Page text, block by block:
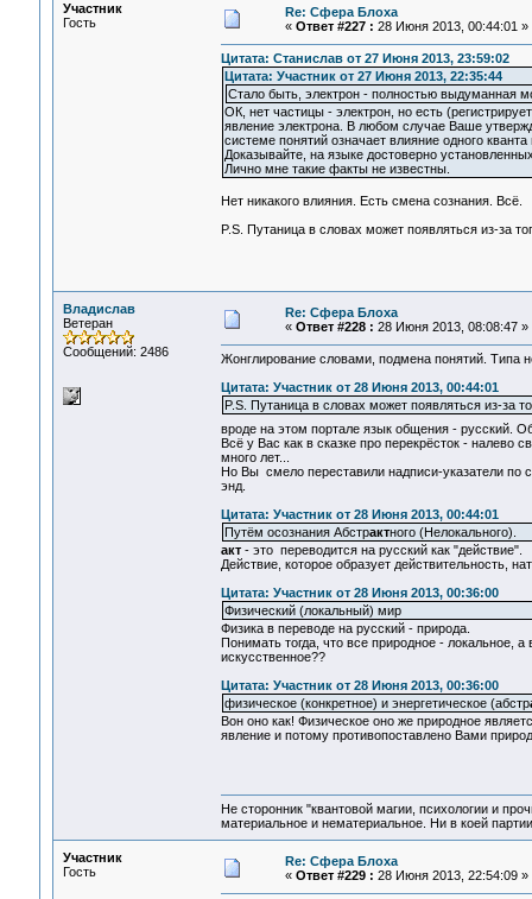
Участник
Гость
Re: Сфера Блоха
« Ответ #227 : 28 Июня 2013, 00:44:01 »
Цитата: Станислав от 27 Июня 2013, 23:59:02
Цитата: Участник от 27 Июня 2013, 22:35:44
Стало быть, электрон - полностью выдуманная
ОК, нет частицы - электрон, но есть
явление электрона. В любом случае Ваше
системе понятий означает влияние одного кванта
Доказывайте, на языке достоверно
Лично мне такие факты не известны.
Нет никакого влияния. Есть смена сознания. Всё.
P.S. Путаница в словах может появляться из-за
Владислав
Ветеран
Сообщений: 2486
Re: Сфера Блоха
« Ответ #228 : 28 Июня 2013, 08:08:47 »
Жонглирование словами, подмена понятий. Типа
Цитата: Участник от 28 Июня 2013, 00:44:01
P.S. Путаница в словах может появляться из-за
вроде на этом портале язык общения - русский.
Всё у Вас как в сказке про перекрёсток -
много лет...
Но Вы смело переставили надписи-указатели по
энд.
Цитата: Участник от 28 Июня 2013, 00:44:01
Путём осознания Абстрактного (Нелокального).
акт- это переводится на русский как "действие".
Действие, которое образует действительность,
Цитата: Участник от 28 Июня 2013, 00:36:00
Физический (локальный) мир
Физика в переводе на русский - природа.
Понимать тогда, что все природное - локальное,
искусственное??
Цитата: Участник от 28 Июня 2013, 00:36:00
физическое (конкретное) и энергетическое (абстр
Вон оно как! Физическое оно же природное
явление и потому противопоставлено Вами
Не сторонник "квантовой магии, психологии и
материальное и нематериальное. Ни в коей
Участник
Гость
Re: Сфера Блоха
« Ответ #229 : 28 Июня 2013, 22:54:09 »